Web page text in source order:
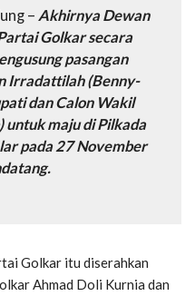
– Akhirnya Dewan
Golkar secara
pasangan
Irradattilah (Benny-
dan Calon Wakil
untuk maju di Pilkada
pada 27 November
Golkar itu diserahkan
Ahmad Doli Kurnia dan